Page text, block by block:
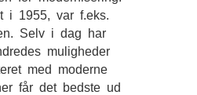
i 1955, var f.eks.
Selv i dag har
muligheder
med moderne
får det bedste ud